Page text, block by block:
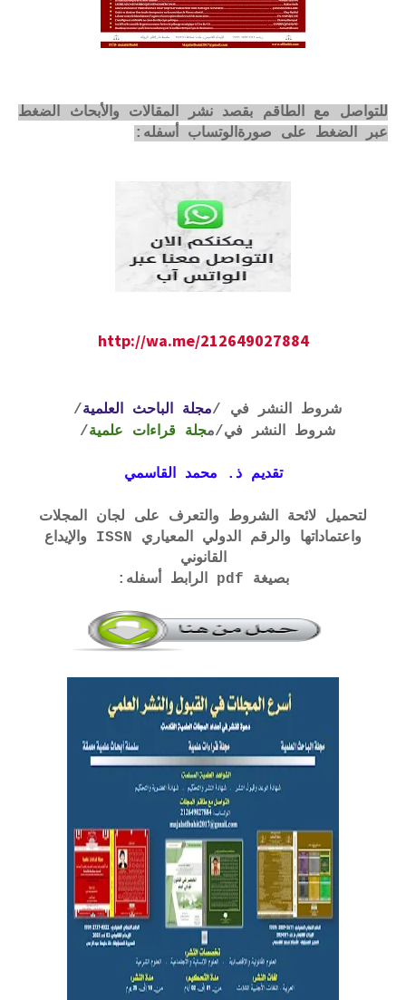
للتواصل مع الطاقم بقصد نشر المقالات والأبحاث الضغط
عبر الضغط على صورةالوتساب أسفله:
http://wa.me/212649027884
شروط النشر في /مجلة الباحث العلمية/
شروط النشر في/مجلة قراءات علمية/
تقديم ذ. محمد القاسمي
لتحميل لائحة الشروط والتعرف على لجان المجلات
واعتماداتها والرقم الدولي المعياري ISSN والإيداع
القانوني
بصيغة pdf الرابط أسفله: